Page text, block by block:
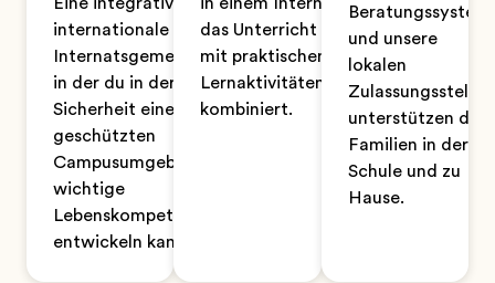
internationale
Internatsgemeinschaft,
in der du in der
Sicherheit einer
geschützten
Campusumgebung
wichtige
Lebenskompetenzen
entwickeln kannst.
das Unterricht
mit praktischen
Lernaktivitäten
kombiniert.
Beratungssystem
und unsere
lokalen
Zulassungsstellen
unterstützen die
Familien in der
Schule und zu
Hause.